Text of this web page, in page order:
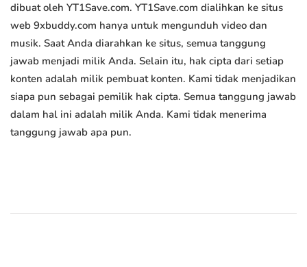
dibuat oleh YT1Save.com. YT1Save.com dialihkan ke situs
web 9xbuddy.com hanya untuk mengunduh video dan
musik. Saat Anda diarahkan ke situs, semua tanggung
jawab menjadi milik Anda. Selain itu, hak cipta dari setiap
konten adalah milik pembuat konten. Kami tidak menjadikan
siapa pun sebagai pemilik hak cipta. Semua tanggung jawab
dalam hal ini adalah milik Anda. Kami tidak menerima
tanggung jawab apa pun.